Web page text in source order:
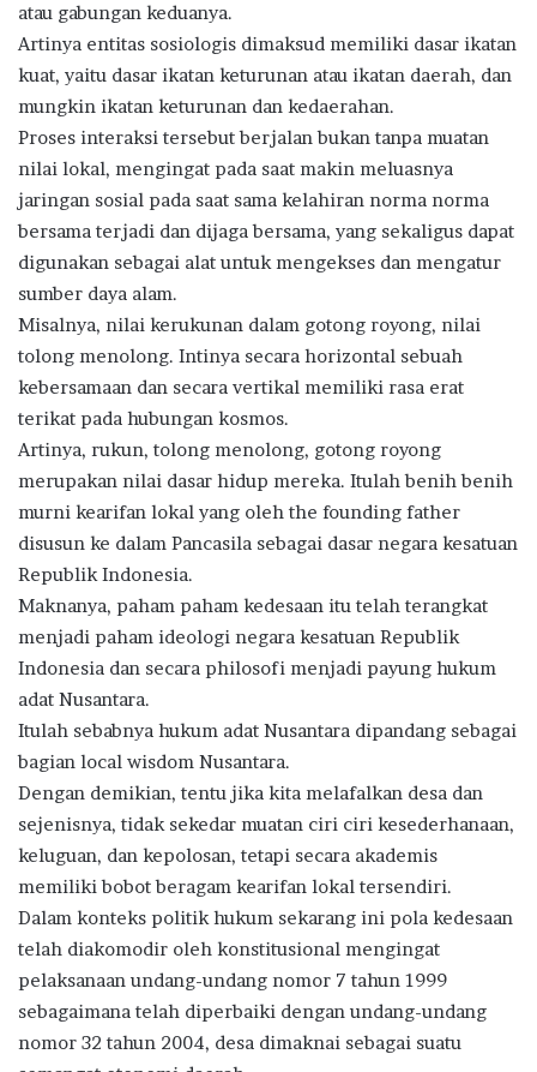
atau gabungan keduanya.
Artinya entitas sosiologis dimaksud memiliki dasar ikatan
kuat, yaitu dasar ikatan keturunan atau ikatan daerah, dan
mungkin ikatan keturunan dan kedaerahan.
Proses interaksi tersebut berjalan bukan tanpa muatan
nilai lokal, mengingat pada saat makin meluasnya
jaringan sosial pada saat sama kelahiran norma norma
bersama terjadi dan dijaga bersama, yang sekaligus dapat
digunakan sebagai alat untuk mengekses dan mengatur
sumber daya alam.
Misalnya, nilai kerukunan dalam gotong royong, nilai
tolong menolong. Intinya secara horizontal sebuah
kebersamaan dan secara vertikal memiliki rasa erat
terikat pada hubungan kosmos.
Artinya, rukun, tolong menolong, gotong royong
merupakan nilai dasar hidup mereka. Itulah benih benih
murni kearifan lokal yang oleh the founding father
disusun ke dalam Pancasila sebagai dasar negara kesatuan
Republik Indonesia.
Maknanya, paham paham kedesaan itu telah terangkat
menjadi paham ideologi negara kesatuan Republik
Indonesia dan secara philosofi menjadi payung hukum
adat Nusantara.
Itulah sebabnya hukum adat Nusantara dipandang sebagai
bagian local wisdom Nusantara.
Dengan demikian, tentu jika kita melafalkan desa dan
sejenisnya, tidak sekedar muatan ciri ciri kesederhanaan,
keluguan, dan kepolosan, tetapi secara akademis
memiliki bobot beragam kearifan lokal tersendiri.
Dalam konteks politik hukum sekarang ini pola kedesaan
telah diakomodir oleh konstitusional mengingat
pelaksanaan undang-undang nomor 7 tahun 1999
sebagaimana telah diperbaiki dengan undang-undang
nomor 32 tahun 2004, desa dimaknai sebagai suatu